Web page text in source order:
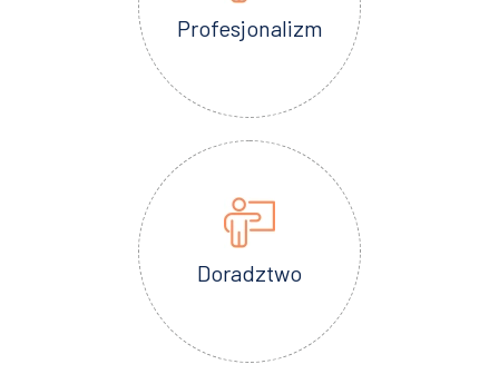
Profesjonalizm
Doradztwo